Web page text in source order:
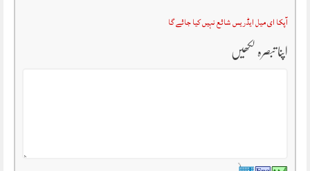
آپکا ای میل ایڈریس شائع نہیں کیا جائے گا
اپنا تبصرہ لکھیں